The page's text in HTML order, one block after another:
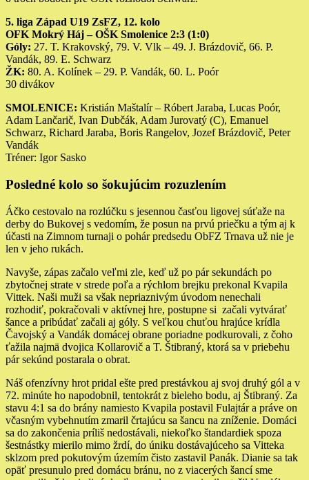
5. liga Západ U19 ZsFZ, 12. kolo
OFK Mokrý Háj – OŠK Smolenice 2:3 (1:0)
Góly: 27. T. Krakovský, 79. V. Vlk – 49. J. Brázdovič, 66. P.
Vandák, 89. E. Schwarz
ŽK: 80. A. Kolínek – 29. P. Vandák, 60. L. Poór
30 divákov
SMOLENICE: Kristián Maštalír – Róbert Jaraba, Lucas Poór,
Adam Lančarič, Ivan Dubčák, Adam Jurovatý (C), Emanuel
Schwarz, Richard Jaraba, Boris Rangelov, Jozef Brázdovič, Peter
Vandák
Tréner: Igor Sasko
Posledné kolo so šokujúcim rozuzlením
Áčko cestovalo na rozlúčku s jesennou časťou ligovej súťaže na
derby do Bukovej s vedomím, že posun na prvú priečku a tým aj k
účasti na Zimnom turnaji o pohár predsedu ObFZ Trnava už nie je
len v jeho rukách.
Navyše, zápas začalo veľmi zle, keď už po pár sekundách po
zbytočnej strate v strede poľa a rýchlom brejku prekonal Kvapila
Vittek. Naši muži sa však nepriaznivým úvodom nenechali
rozhodiť, pokračovali v aktívnej hre, postupne si začali vytvárať
šance a pribúdať začali aj góly. S veľkou chuťou hrajúce krídla
Čavojský a Vandák domácej obrane poriadne podkurovali, z čoho
ťažila najmä dvojica Kollarovič a T. Štibraný, ktorá sa v priebehu
pár sekúnd postarala o obrat.
Náš ofenzívny hrot pridal ešte pred prestávkou aj svoj druhý gól a v
72. minúte ho napodobnil, tentokrát z bieleho bodu, aj Štibraný. Za
stavu 4:1 sa do brány namiesto Kvapila postavil Fulajtár a práve on
včasným vybehnutím zmaril črtajúcu sa šancu na zníženie. Domáci
sa do zakončenia príliš nedostávali, niekoľko štandardiek spoza
šestnástky mierilo mimo žrdí, do úniku dostávajúceho sa Vitteka
sklzom pred pokutovým územím čisto zastavil Panák. Dianie sa tak
opäť presunulo pred domácu bránu, no z viacerých šancí sme